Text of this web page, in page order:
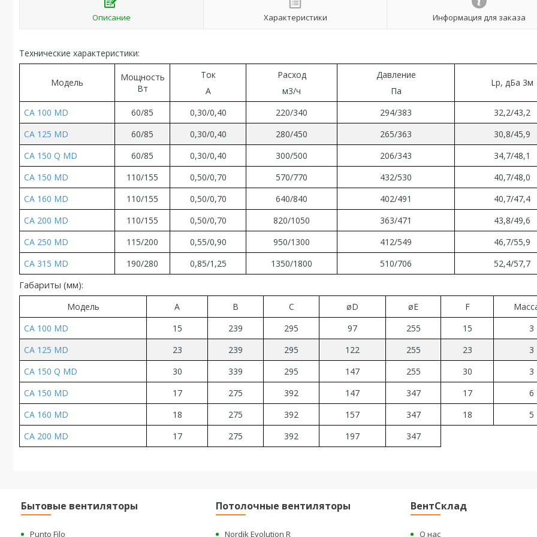
Описание Характеристики Информация для заказа
Технические характеристики:
Модель
Мощность
Вт
Ток
А
Расход
м3/ч
Давление
Па
Lp, дБа 3м
CA 100 MD 60/85 0,30/0,40 220/340 294/383
32,2/43,2
CA 125 MD
60/85 0,30/0,40 280/450 265/363
30,8/45,9
CA 150 Q MD
60/85 0,30/0,40 300/500 206/343
34,7/48,1
CA 150 MD
110/155 0,50/0,70 570/770 432/530
40,7/48,0
CA 160 MD
110/155 0,50/0,70 640/840 402/491
40,7/47,4
CA 200 MD
110/155 0,50/0,70 820/1050 363/471
43,8/49,6
CA 250 MD
115/200 0,55/0,90 950/1300 412/549
46,7/55,9
CA 315 MD
190/280 0,85/1,25 1350/1800 510/706 52,4/57,7
Габариты (мм):
Модель A B C øD øE F
CA 100 MD
15 239 295 97 255 15
3
CA 125 MD
23 239 295 122 255 23
3
CA 150 Q MD
30 339 295 147 255 30
3
CA 150 MD
17 275 392 147 347 17
6
CA 160 MD
18 275 392 157 347 18
5
CA 200 MD
17 275 392 197 347
Бытовые вентиляторы
Punto Filo
Потолочные вентиляторы
Nordik Evolution R
ВентСклад
О нас